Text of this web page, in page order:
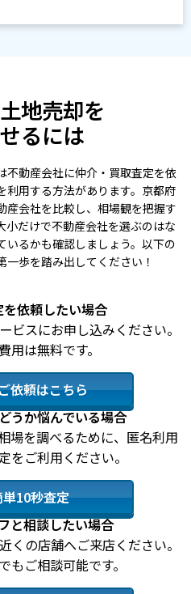
地売却を
るには
不動産会社に仲介・買取査定を依
利用する方法があります。京都府
産会社を比較し、相場観を把握す
小だけで不動産会社を選ぶのはな
いるかも確認しましょう。以下の
歩を踏み出してください！
依頼したい場合
ビスにお申し込みください。
用は無料です。
依頼はこちら
うか悩んでいる場合
場を調べるために、匿名利用
をご利用ください。
10秒査定
と相談したい場合
くの店舗へご来店ください。
もご相談可能です。